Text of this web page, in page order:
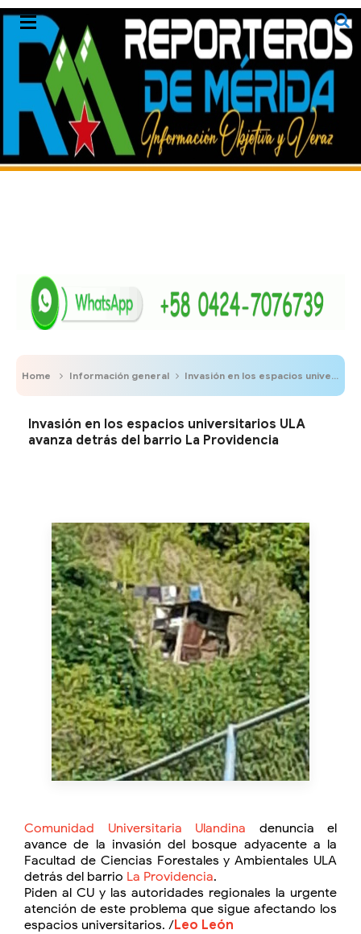
Home Información general Invasión en los espacios universitarios ULA avanza detrás del barrio La Providencia
Invasión en los espacios universitarios ULA
avanza detrás del barrio La Providencia
Comunidad Universitaria Ulandina denuncia el
avance de la invasión del bosque adyacente a la
Facultad de Ciencias Forestales y Ambientales ULA
detrás del barrio La Providencia.
Piden al CU y las autoridades regionales la urgente
atención de este problema que sigue afectando los
espacios universitarios. /Leo León